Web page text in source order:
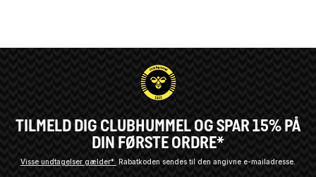
TILMELD DIG CLUBHUMMEL OG SPAR 15% PÅ
DIN FØRSTE ORDRE*
Visse undtagelser gælder* Rabatkoden sendes til den angivne e-mailadresse.